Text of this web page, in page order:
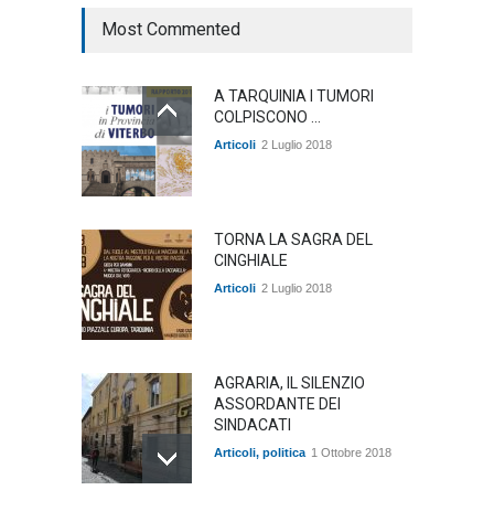
Most Commented
A TARQUINIA I TUMORI
COLPISCONO ...
Articoli 2 Luglio 2018
TORNA LA SAGRA DEL
CINGHIALE
Articoli 2 Luglio 2018
AGRARIA, IL SILENZIO
ASSORDANTE DEI
SINDACATI
Articoli, politica 1 Ottobre 2018